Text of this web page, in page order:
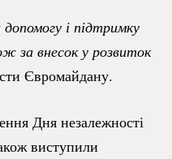
допомогу і підтримку
на шляху до перемоги у війні, інтеграції до ЄС і НАТО, а також за внесок у розвиток
Євромайдану.
Дня незалежності
виступили